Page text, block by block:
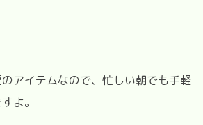
アイテムなので、忙しい朝でも手軽
よ。